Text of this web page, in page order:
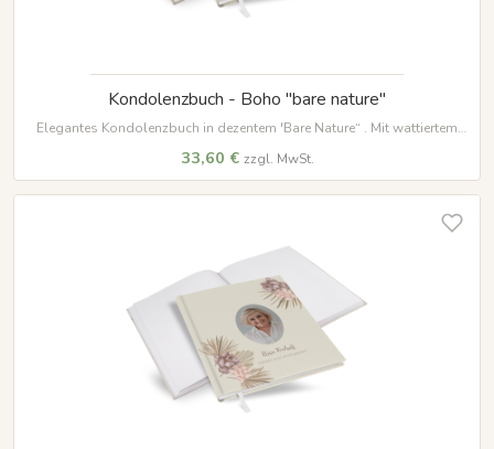
Kondolenzbuch - Boho "bare nature"
Elegantes Kondolenzbuch in dezentem 'Bare Nature“ . Mit wattiertem
Lesezeichenband – ein würdevoller Ort für Erinnerungen.
33,60 € zzgl. MwSt.